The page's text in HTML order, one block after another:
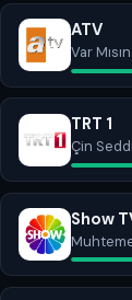
ATV
Var
TRT 1
Çin Seddi
Show